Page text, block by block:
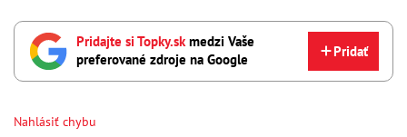
Pridajte si Topky.skmedzi Vaše
preferované zdroje na Google
Pridať
Nahlásiť chybu